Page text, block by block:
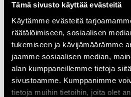
Tämä sivusto käyttää evästeitä
Käytämme evästeitä
räätälöimiseen, sosiaalisen
tukemiseen ja kävijämäärämme
jaamme sosiaalisen median,
alan kumppaneillemme tietoja
sivustoamme. Kumppanimme
tietoja muihin tietoihin, joita olet
Konepajateollisuus: Soveltuu
tarkistamiseen ja mittaamiseen
Autoteollisuus:Käytettävissä
kierteiden tunnistamiseen ja
Kunnossapito ja korjaus:
mittaamiseen erilaisissa